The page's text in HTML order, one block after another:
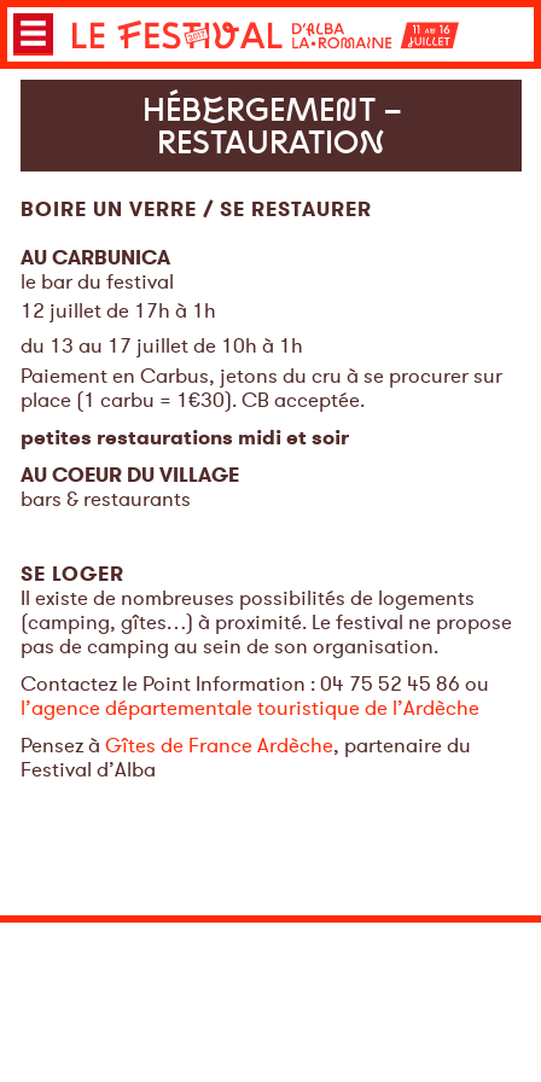
HÉBERGEMENT –
RESTAURATION
BOIRE UN VERRE / SE RESTAURER
AU CARBUNICA
le bar du festival
12 juillet de 17h à 1h
du 13 au 17 juillet de 10h à 1h
Paiement en Carbus, jetons du cru à se procurer sur
place (1 carbu = 1€30). CB acceptée.
petites restaurations midi et soir
AU COEUR DU VILLAGE
bars & restaurants
SE LOGER
Il existe de nombreuses possibilités de logements
(camping, gîtes…) à proximité. Le festival ne propose
pas de camping au sein de son organisation.
Contactez le Point Information : 04 75 52 45 86 ou
l’agence départementale touristique de l’Ardèche
Pensez à Gîtes de France Ardèche, partenaire du
Festival d’Alba